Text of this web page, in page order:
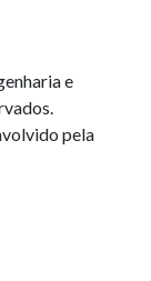
e
pela